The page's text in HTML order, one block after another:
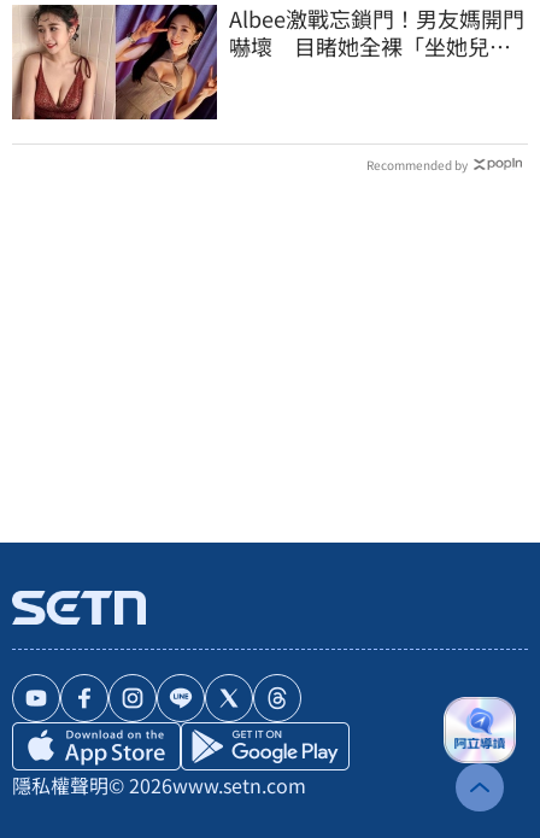
Albee激戰忘鎖門！男友媽開門
嚇壞 目睹她全裸「坐她兒子
Recommended by
隱私權聲明© 2026www.setn.com